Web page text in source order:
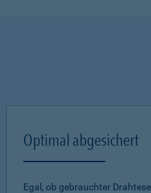
Optimal abgesichert
Egal, ob gebrauchter